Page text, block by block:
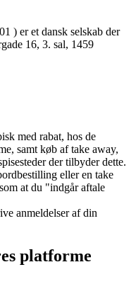
) er et dansk selskab der
16, 3. sal, 1459
med rabat, hos de
samt køb af take away,
der tilbyder dette.
eller en take
at du "indgår aftale
anmeldelser af din
platforme